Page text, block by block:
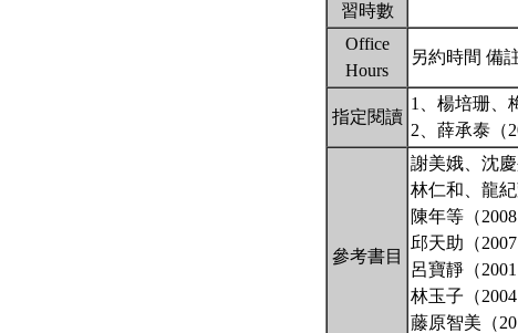
習時數
Office
Hours
另約時間 備
指定閱讀
1、楊培珊、
2、薛承泰（
參考書目
謝美娥、沈
林仁和、龍
陳年等（
邱天助（
呂寶靜（
林玉子（
藤原智美（